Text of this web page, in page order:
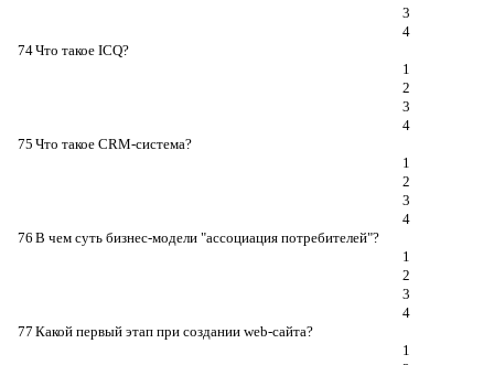
3
4
74Что такое ICQ?
1
2
3
4
75 Что такое CRM-система?
1
2
3
4
76 В чем суть бизнес-модели "ассоциация потребителей"?
1
2
3
4
77 Какой первый этап при создании web-сайта?
1